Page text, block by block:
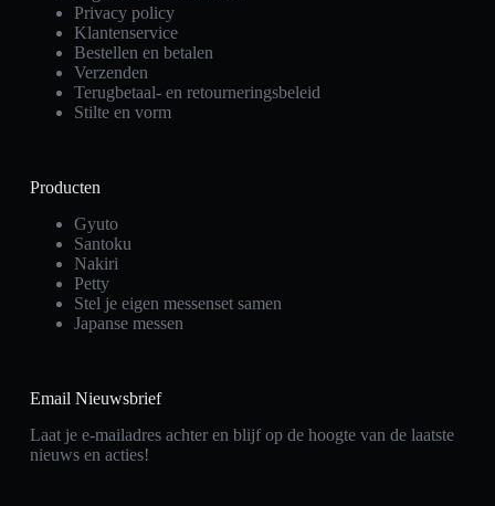
Privacy policy
Klantenservice
Bestellen en betalen
Verzenden
Terugbetaal- en retourneringsbeleid
Stilte en vorm
Producten
Gyuto
Santoku
Nakiri
Petty
Stel je eigen messenset samen
Japanse messen
Email Nieuwsbrief
Laat je e-mailadres achter en blijf op de hoogte van de laatste
nieuws en acties!